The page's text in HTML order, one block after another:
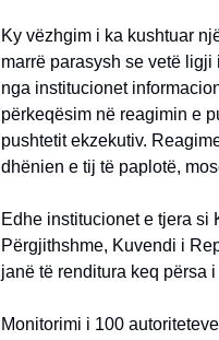
Ky vëzhgim i ka kushtuar
marrë parasysh se vetë
nga institucionet
përkeqësim në reagimin e
pushtetit ekzekutiv.
dhënien e tij të paplotë,
Edhe institucionet e tjera si
Përgjithshme, Kuvendi i
janë të renditura keq përsa
Monitorimi i 100